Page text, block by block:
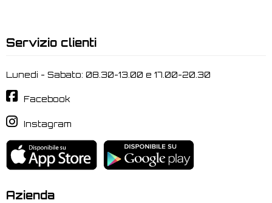
Servizio clienti
Lunedi - Sabato: 08.30-13.00 e 17.00-20.30
Facebook
Instagram
Azienda